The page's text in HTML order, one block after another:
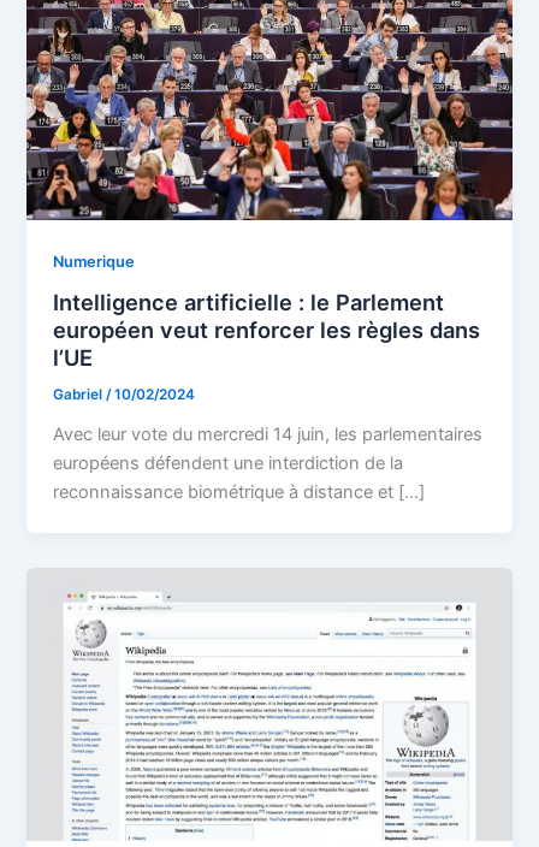
Numerique
Intelligence artificielle : le Parlement
européen veut renforcer les règles dans
l’UE
Gabriel/10/02/2024
Avec leur vote du mercredi 14 juin, les parlementaires
européens défendent une interdiction de la
reconnaissance biométrique à distance et […]